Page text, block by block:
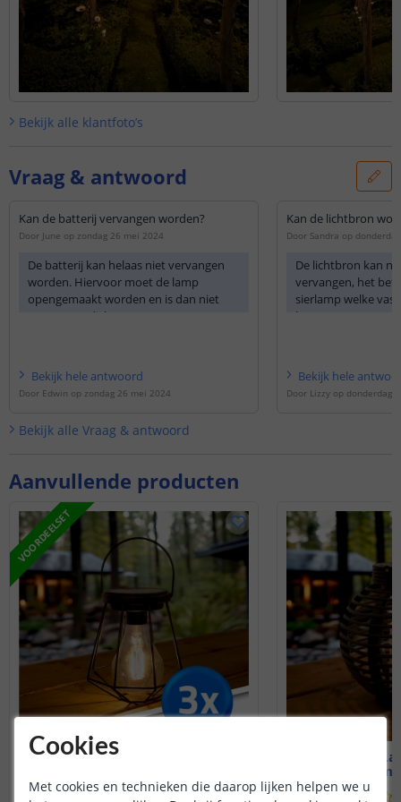
Aanvullende producten
VOORDEELSET
Voordeelset 3 stuks | Vogue
(280 reviews)
Solar LED
Bekijk alle klantfoto’s
Vraag & antwoord
Kan de batterij vervangen worden?
Door June op zondag 26 mei 2024
De batterij kan helaas niet vervangen
worden. Hiervoor moet de lamp
opengemaakt worden en is dan niet
meer waterdicht.
lamp 3 dagen in de UIT-stand in de zon
te zetten, zodat de batterij weer een
boost krijgt.
Bekijk hele antwoord
Door Edwin op zondag 26 mei 2024
Kan de lichtbron
Door Sandra op
De lichtbron kan
vervangen, het
sierlamp welke
het armatuur.
Bekijk hele
Door Lizzy op donderdag
Bekijk alle Vraag & antwoord
Cookies
Met cookies en technieken die daarop lijken helpen we u